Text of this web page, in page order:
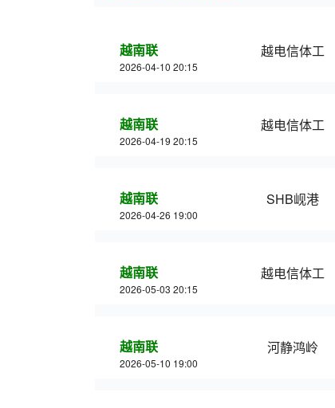
越南联
2026-04-10 20:15
越电信体工
越南联
2026-04-19 20:15
越电信体工
越南联
2026-04-26 19:00
SHB岘港
越南联
2026-05-03 20:15
越电信体工
越南联
2026-05-10 19:00
河静鸿岭